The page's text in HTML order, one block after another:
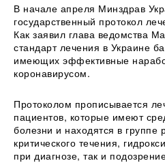
В начале апреля Минздрав
государственный протокол
Как заявил глава ведомства
стандарт лечения в Украине
имеющих эффективные
коронавирусом.
Протоколом прописывается
пациентов, которые имеют
болезни и находятся в группе
критического течения,
при диагнозе, так и